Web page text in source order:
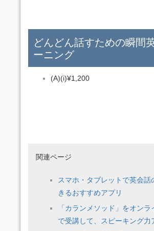
どんどん話すための瞬間
ーニング
(A)(i)¥1,200
関連ページ
スマホ・タブレットで英会話
きるおすすめアプリ
「カランメソッド」をオン
で受講して、スピーキング力